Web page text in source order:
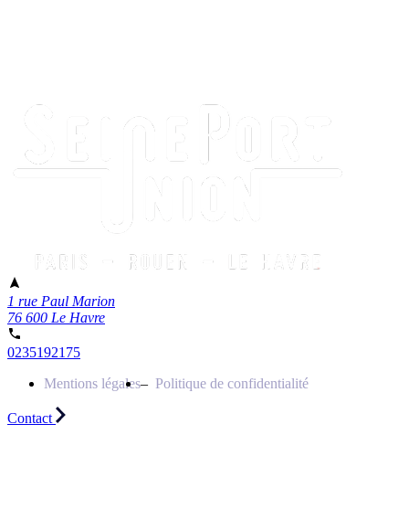
1 rue Paul Marion
76 600 Le Havre
0235192175
Mentions légales
Politique de confidentialité
Contact